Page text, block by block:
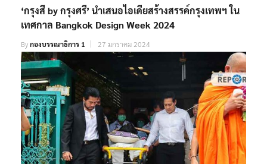
‘กรุงสี by กรุงศรี’ นำเสนอไอเดียสร้างสรรค์กรุงเทพฯ ใน
เทศกาล Bangkok Design Week 2024
Byกองบรรณาธิการ 1 27 มกราคม 2024